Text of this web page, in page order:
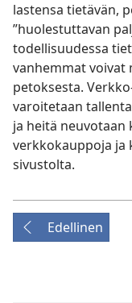
lastensa tietävän,
”huolestuttavan
todellisuudessa
vanhemmat voivat
petoksesta.
varoitetaan
ja heitä neuvotaan
verkkokauppoja ja
sivustolta.
Edellinen